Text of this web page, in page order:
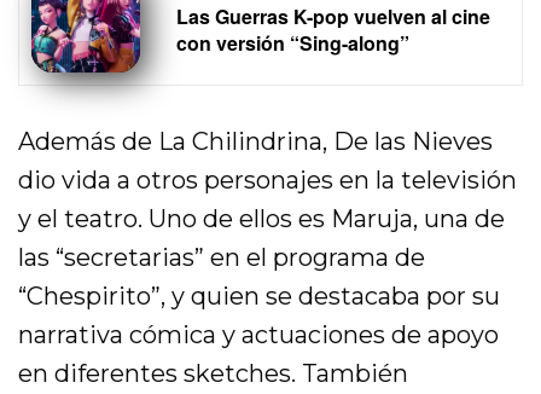
Las Guerras K-pop vuelven al cine
con versión “Sing-along”
Además de La Chilindrina, De las Nieves
dio vida a otros personajes en la televisión
y el teatro. Uno de ellos es Maruja, una de
las “secretarias” en el programa de
“Chespirito”, y quien se destacaba por su
narrativa cómica y actuaciones de apoyo
en diferentes sketches. También